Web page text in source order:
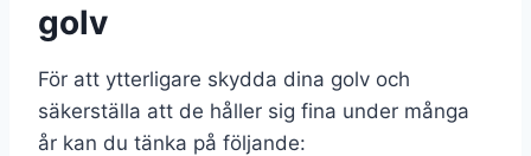
golv
För att ytterligare skydda dina golv och
säkerställa att de håller sig fina under många
år kan du tänka på följande: